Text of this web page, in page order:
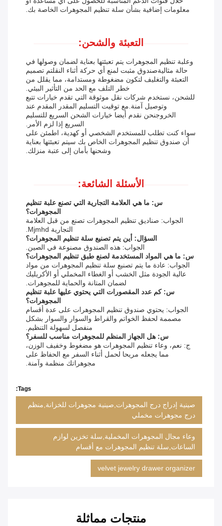
معلومات إضافية بشأن سلة تنظيم المجوهرات الخاصة بك.
التعبئة والشحن:
وعلبة تنظيم المجوهرات يتم تعبئتها بعناية لضمان وصولها في
حالة مثاليةصندوق مثبت لمنع أي حركة أثناء النقلتم تصميم
التعبئة والتغليف لتكون مضغوطة ومستدامة، مما يقلل من
خطر التلف مع الحد من التأثير البيئي.
للشحن، نستخدم شركات نقل موثوقة التي تقدم خيارات تتبع
وتوصيل آمنة.مع توقيت التسليم المقدر المقدم عند
الخروجنحن نقدم أيضا خيارات الشحن السريع للتسليم
السريع إذا لزم الأمر.
سواء كنت تطلب للمستخدم الشخصي أو كهدية، اطمئن على
أن صندوق تنظيم المجوهرات الخاص بك سيتم تعبئتها بعناية
وشحنها بأمان إلى عتبة منزلك.
الأسئلة الشائعة:
س: ما هي العلامة التجارية التي تصنع علبة تنظيم
المجوهرات؟
الجواب: صناديق تنظيم المجوهرات تصنع من قبل العلامة
التجارية Mjmhd.
السؤال: أين يتم تصنيع سلة تنظيم المجوهرات؟
الجواب: هذه الصندوق مصنوعة في الصين.
س: ما هي المواد المستخدمة لصنع طبق تنظيم المجوهرات؟
الجواب: عادة ما يتم تصنيع سلة تنظيم المجوهرات من مواد
عالية الجودة مثل الخشب أو الغطاء المخملي أو الأكريليك
لضمان المتانة والحماية للمجوهرات.
س: كم عدد المقصورات التي يحتوي عليها علبة تنظيم
المجوهرات؟
الجواب: يحتوي صندوق تنظيم المجوهرات على عدة أقسام
مصممة لحفظ الخواتم والقراط والسوار والسوار بشكل
منفصل لسهولة التنظيم.
س: هل الجهاز المنظم للمجوهرات مناسب للسفر؟
ج: نعم، وعاء تنظيم المجوهرات هو مضغوط وخفيف الوزن،
مما يجعله مريحا لحمل أثناء السفر مع الحفاظ على
مجوهراتك منظمة وآمنة.
Tags:
صينية إدراج درج المجوهرات,صينية مجوهرات للخزانة,منظم
درج مجوهرات مخملي
وعاء مجال المجوهرات المخملية,سلة تخزين لوازم
الساعات,سلة تنظيم المجوهرات مع أقسام
velvet jewelry drawer organizer
منتجات مماثلة